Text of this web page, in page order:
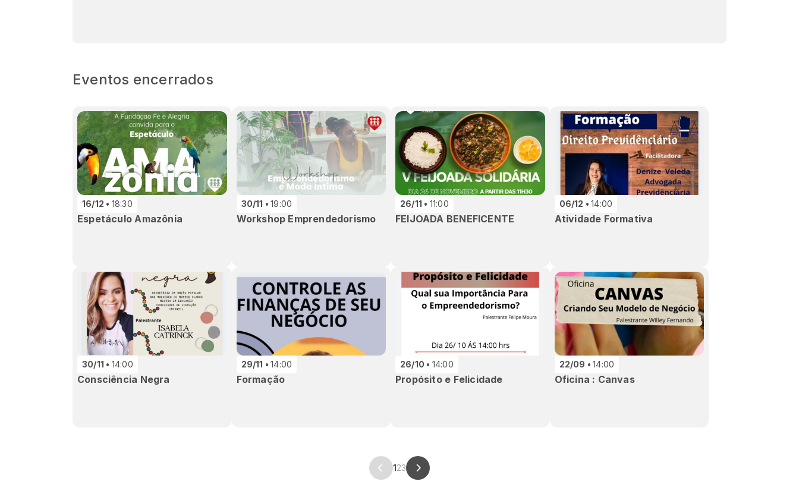
Eventos encerrados
16/12 18:30
Espetáculo Amazônia
30/11 19:00
Workshop Emprendedorismo
26/11 11:00
FEIJOADA BENEFICENTE
06/12 14:00
Atividade Formativa
30/11 14:00
Consciência Negra
29/11 14:00
Formação
26/10 14:00
Propósito e Felicidade
22/09 14:00
Oficina : Canvas
123